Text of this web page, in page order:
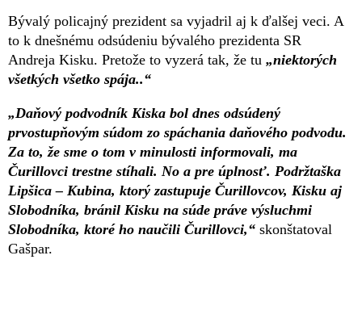
Bývalý policajný prezident sa vyjadril aj k ďalšej veci. A
to k dnešnému odsúdeniu bývalého prezidenta SR
Andreja Kisku. Pretože to vyzerá tak, že tu „niektorých
všetkých všetko spája..“
„Daňový podvodník Kiska bol dnes odsúdený
prvostupňovým súdom zo spáchania daňového podvodu.
Za to, že sme o tom v minulosti informovali, ma
Čurillovci trestne stíhali. No a pre úplnosť. Podržtaška
Lipšica – Kubina, ktorý zastupuje Čurillovcov, Kisku aj
Slobodníka, bránil Kisku na súde práve výsluchmi
Slobodníka, ktoré ho naučili Čurillovci,“ skonštatoval
Gašpar.